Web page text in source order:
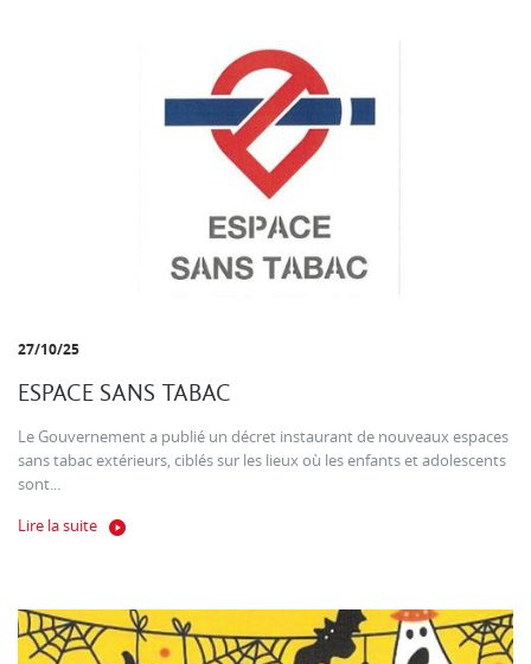
27/10/25
ESPACE SANS TABAC
Le Gouvernement a publié un décret instaurant de nouveaux espaces
sans tabac extérieurs, ciblés sur les lieux où les enfants et adolescents
sont...
Lire la suite